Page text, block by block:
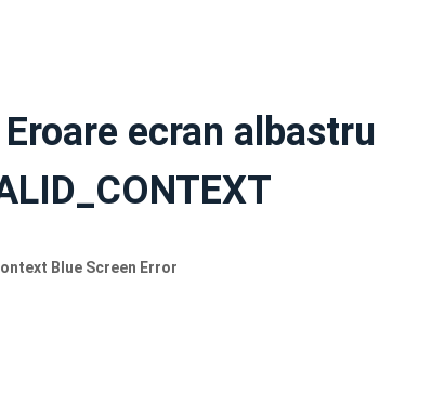
ecran albastru
Blue Screen Error